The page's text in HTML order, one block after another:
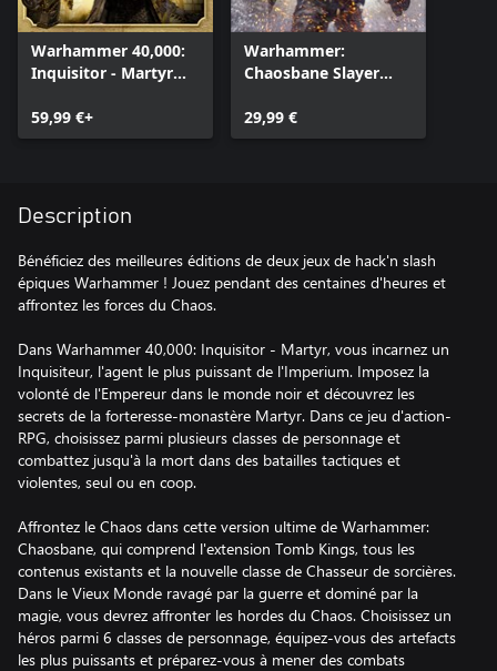
Warhammer 40,000:
Inquisitor - Martyr
59,99 €+
Warhammer:
Chaosbane Slayer
X|S
29,99 €
Description
Bénéficiez des meilleures éditions de deux jeux de hack'n slash
épiques Warhammer ! Jouez pendant des centaines d'heures et
affrontez les forces du Chaos.
Dans Warhammer 40,000: Inquisitor - Martyr, vous incarnez un
Inquisiteur, l'agent le plus puissant de l'Imperium. Imposez la
volonté de l'Empereur dans le monde noir et découvrez les
secrets de la forteresse-monastère Martyr. Dans ce jeu d'action-
RPG, choisissez parmi plusieurs classes de personnage et
combattez jusqu'à la mort dans des batailles tactiques et
violentes, seul ou en coop.
Affrontez le Chaos dans cette version ultime de Warhammer:
Chaosbane, qui comprend l'extension Tomb Kings, tous les
contenus existants et la nouvelle classe de Chasseur de sorcières.
Dans le Vieux Monde ravagé par la guerre et dominé par la
magie, vous devrez affronter les hordes du Chaos. Choisissez un
héros parmi 6 classes de personnage, équipez-vous des artefacts
les plus puissants et préparez-vous à mener des combats